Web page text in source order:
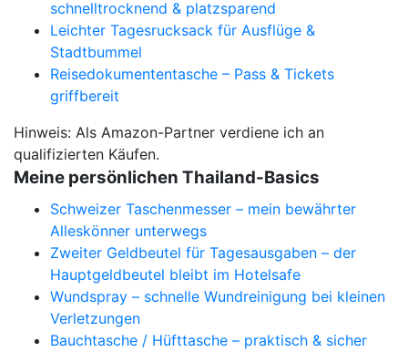
schnelltrocknend & platzsparend
Leichter Tagesrucksack für Ausflüge &
Stadtbummel
Reisedokumententasche – Pass & Tickets
griffbereit
Hinweis: Als Amazon-Partner verdiene ich an
qualifizierten Käufen.
Meine persönlichen Thailand-Basics
Schweizer Taschenmesser – mein bewährter
Alleskönner unterwegs
Zweiter Geldbeutel für Tagesausgaben – der
Hauptgeldbeutel bleibt im Hotelsafe
Wundspray – schnelle Wundreinigung bei kleinen
Verletzungen
Bauchtasche / Hüfttasche – praktisch & sicher